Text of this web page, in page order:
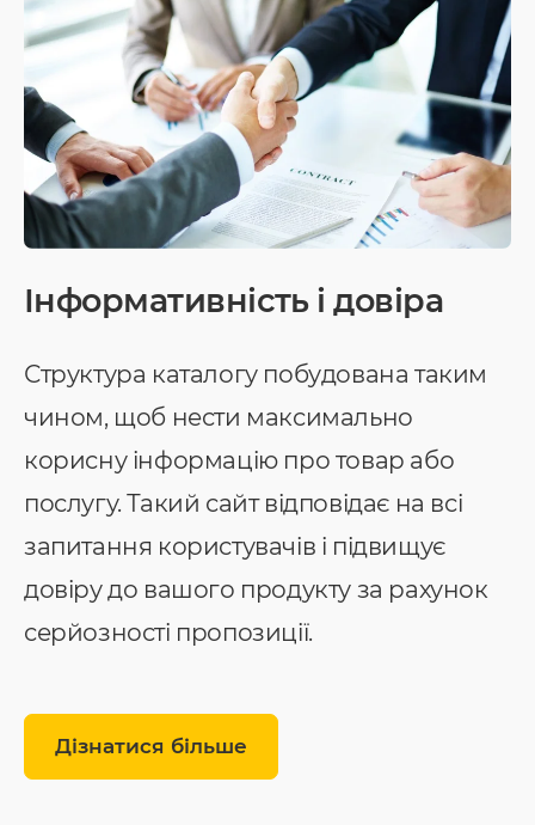
Інформативність і довіра
Структура каталогу побудована таким
чином, щоб нести максимально
корисну інформацію про товар або
послугу. Такий сайт відповідає на всі
запитання користувачів і підвищує
довіру до вашого продукту за рахунок
серйозності пропозиції.
Дізнатися більше